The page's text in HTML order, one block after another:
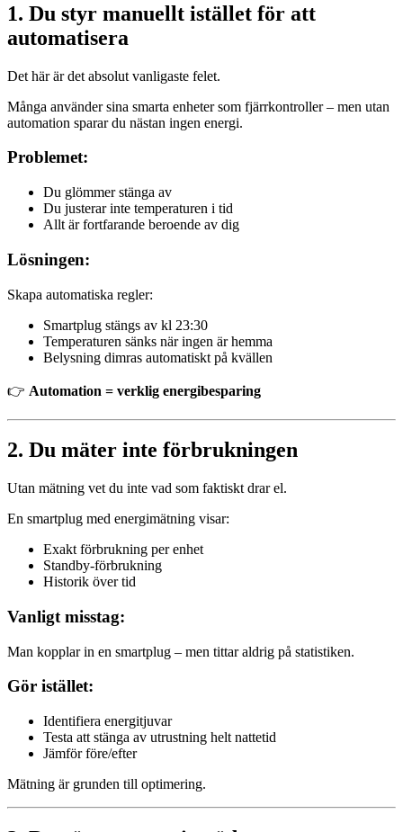
1. Du styr manuellt istället för att
automatisera
Det här är det absolut vanligaste felet.
Många använder sina smarta enheter som fjärrkontroller – men utan
automation sparar du nästan ingen energi.
Problemet:
Du glömmer stänga av
Du justerar inte temperaturen i tid
Allt är fortfarande beroende av dig
Lösningen:
Skapa automatiska regler:
Smartplug stängs av kl 23:30
Temperaturen sänks när ingen är hemma
Belysning dimras automatiskt på kvällen
👉 Automation = verklig energibesparing
2. Du mäter inte förbrukningen
Utan mätning vet du inte vad som faktiskt drar el.
En smartplug med energimätning visar:
Exakt förbrukning per enhet
Standby-förbrukning
Historik över tid
Vanligt misstag:
Man kopplar in en smartplug – men tittar aldrig på statistiken.
Gör istället:
Identifiera energitjuvar
Testa att stänga av utrustning helt nattetid
Jämför före/efter
Mätning är grunden till optimering.